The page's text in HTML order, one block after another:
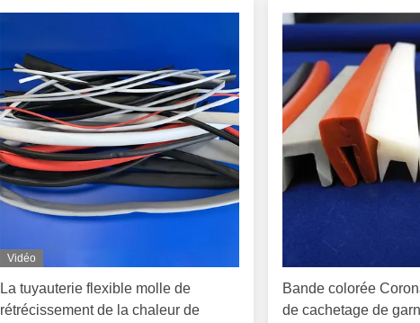
Vidéo
La tuyauterie flexible molle de
rétrécissement de la chaleur de
Bande colorée
de cachetage de